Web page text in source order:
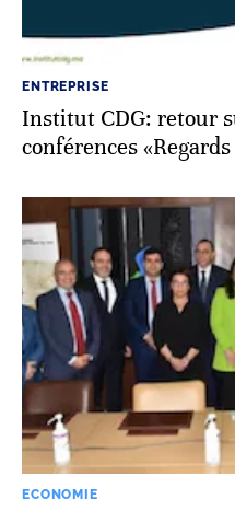
ENTREPRISE
Institut CDG: retour
conférences
ECONOMIE